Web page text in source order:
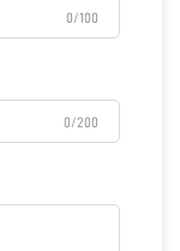
0/100
0/200